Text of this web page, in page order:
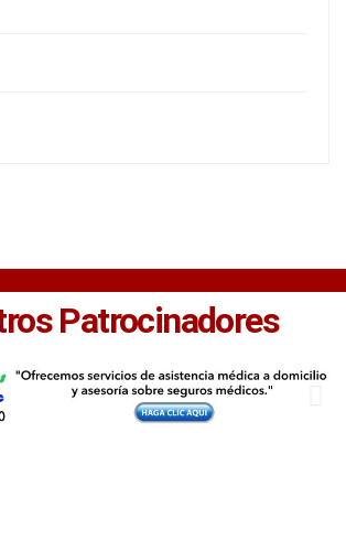
Patrocinadores